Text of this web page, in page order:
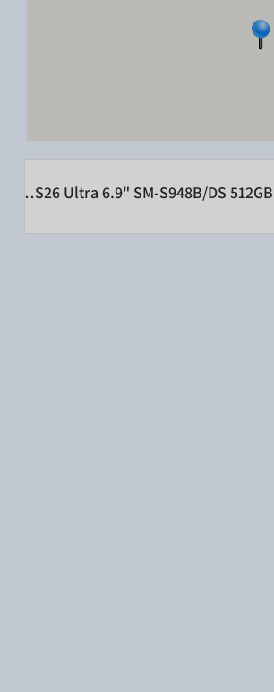
סמסונג גלקסי Samsung Galaxy S26 Ultra 6.9" SM-S948B/DS 512GB 12GB RAM